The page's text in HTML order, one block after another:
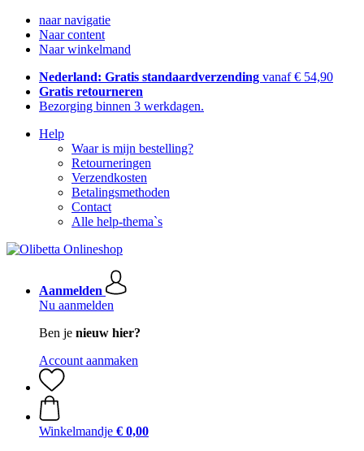
naar navigatie
Naar content
Naar winkelmand
Nederland: Gratis standaardverzending vanaf € 54,90
Gratis retourneren
Bezorging binnen 3 werkdagen.
Help
Waar is mijn bestelling?
Retourneringen
Verzendkosten
Betalingsmethoden
Contact
Alle help-thema`s
Aanmelden
Nu aanmelden
Ben je nieuw hier?
Account aanmaken
Winkelmandje € 0,00